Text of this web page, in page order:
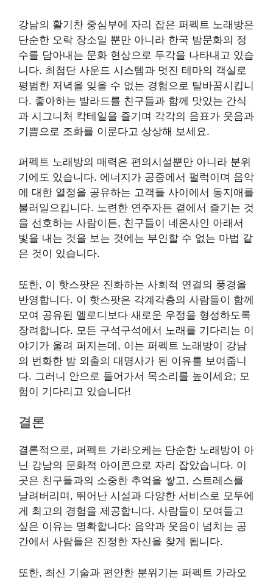
강남의 활기찬 중심부에 자리 잡은 퍼펙트 노래방은
단순한 오락 장소일 뿐만 아니라 한국 밤문화의 정
수를 담아내는 문화 현상으로 두각을 나타내고 있습
니다. 최첨단 사운드 시스템과 멋진 테마의 객실로
평범한 저녁을 잊을 수 없는 경험으로 탈바꿈시킵니
다. 좋아하는 발라드를 친구들과 함께 맛있는 간식
과 시그니처 칵테일을 즐기며 각각의 음표가 웃음과
기쁨으로 조화를 이룬다고 상상해 보세요.
퍼펙트 노래방의 매력은 편의시설뿐만 아니라 분위
기에도 있습니다. 에너지가 공중에서 펄럭이며 음악
에 대한 열정을 공유하는 고객들 사이에서 동지애를
불러일으킵니다. 노련한 연주자든 곁에서 즐기는 것
을 선호하는 사람이든, 친구들이 네온사인 아래서
빛을 내는 것을 보는 것에는 부인할 수 없는 마법 같
은 것이 있습니다.
또한, 이 핫스팟은 진화하는 사회적 연결의 풍경을
반영합니다. 이 핫스팟은 각계각층의 사람들이 함께
모여 공유된 멜로디보다 새로운 우정을 형성하도록
장려합니다. 모든 구석구석에서 노래를 기다리는 이
야기가 울려 퍼지는데, 이는 퍼펙트 노래방이 강남
의 번화한 밤 외출의 대명사가 된 이유를 보여줍니
다. 그러니 안으로 들어가서 목소리를 높이세요; 모
험이 기다리고 있습니다!
결론
결론적으로, 퍼펙트 가라오케는 단순한 노래방이 아
닌 강남의 문화적 아이콘으로 자리 잡았습니다. 이
곳은 친구들과의 소중한 추억을 쌓고, 스트레스를
날려버리며, 뛰어난 시설과 다양한 서비스로 모두에
게 최고의 경험을 제공합니다. 사람들이 모여들고
싶은 이유는 명확합니다: 음악과 웃음이 넘치는 공
간에서 사람들은 진정한 자신을 찾게 됩니다.
또한, 최신 기술과 편안한 분위기는 퍼펙트 가라오